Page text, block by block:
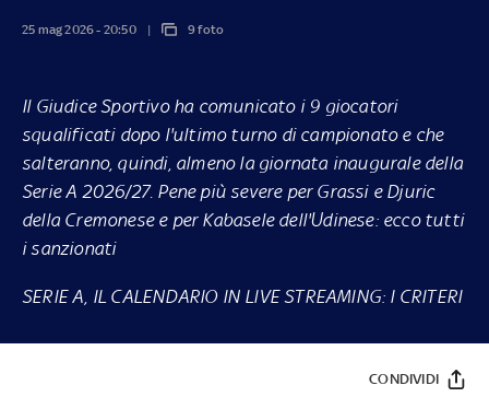
25 mag 2026 - 20:50 9 foto
Il Giudice Sportivo ha comunicato i 9 giocatori
squalificati dopo l'ultimo turno di campionato e che
salteranno, quindi, almeno la giornata inaugurale della
Serie A 2026/27. Pene più severe per Grassi e Djuric
della Cremonese e per Kabasele dell'Udinese: ecco tutti
i sanzionati
SERIE A, IL CALENDARIO IN LIVE STREAMING: I CRITERI
CONDIVIDI